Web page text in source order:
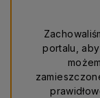
portalu,